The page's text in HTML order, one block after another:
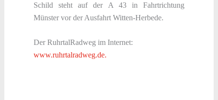
Schild steht auf der A 43 in Fahrtrichtung
Münster vor der Ausfahrt Witten-Herbede.
Der RuhrtalRadweg im Internet:
www.ruhrtalradweg.de.